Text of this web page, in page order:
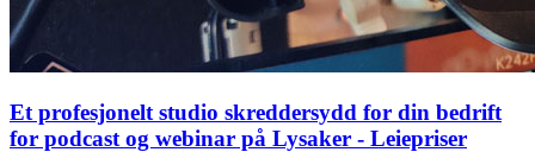
Et profesjonelt studio skreddersydd for din bedrift
for podcast og webinar på Lysaker - Leiepriser